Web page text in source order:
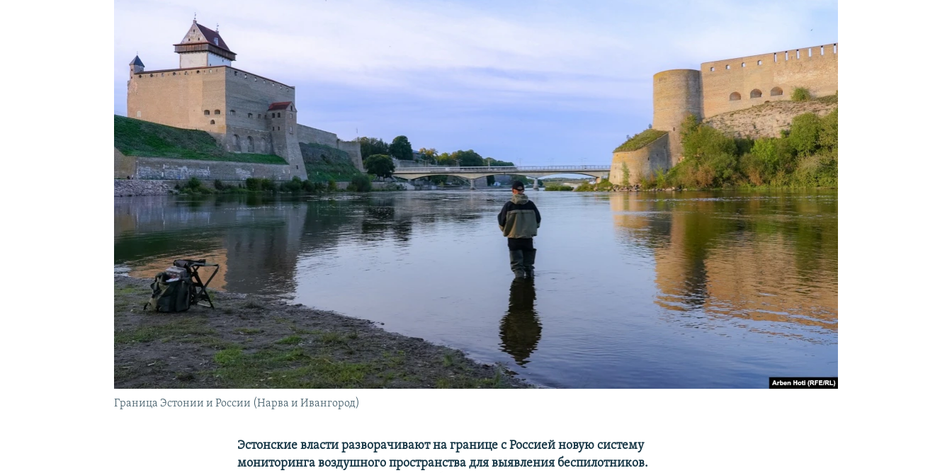
УКРАИНСКАЯ ПРОБЛЕМА КРЫМА
Граница Эстонии и России (Нарва и Ивангород)
Эстонские власти разворачивают на границе с Россией новую систему
мониторинга воздушного пространства для выявления беспилотников.